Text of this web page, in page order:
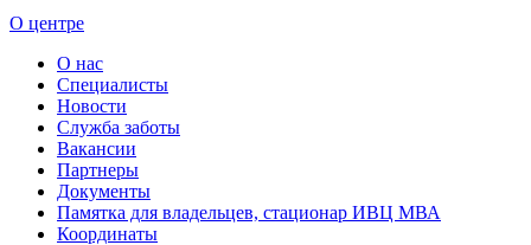
О центре
О нас
Специалисты
Новости
Служба заботы
Вакансии
Партнеры
Документы
Памятка для владельцев, стационар ИВЦ МВА
Координаты